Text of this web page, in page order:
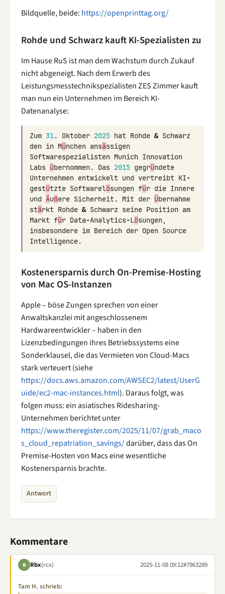
Bildquelle, beide: https://openprinttag.org/
Rohde und Schwarz kauft KI-Spezialisten zu
Im Hause RuS ist man dem Wachstum durch Zukauf
nicht abgeneigt. Nach dem Erwerb des
Leistungsmesstechnikspezialisten ZES Zimmer kauft
man nun ein Unternehmen im Bereich KI-
Datenanalyse:
Zum 31. Oktober 2025 hat Rohde & Schwarz
den in München ansässigen
Softwarespezialisten Munich Innovation
Labs übernommen. Das 2015 gegründete
Unternehmen entwickelt und vertreibt KI-
gestützte Softwarelösungen für die Innere
und Äußere Sicherheit. Mit der Übernahme
stärkt Rohde & Schwarz seine Position am
Markt für Data-Analytics-Lösungen,
insbesondere im Bereich der Open Source
Intelligence.
Kostenersparnis durch On-Premise-Hosting
von Mac OS-Instanzen
Apple – böse Zungen sprechen von einer
Anwaltskanzlei mit angeschlossenem
Hardwareentwickler – haben in den
Lizenzbedingungen ihres Betriebssystems eine
Sonderklausel, die das Vermieten von Cloud-Macs
stark verteuert (siehe
https://docs.aws.amazon.com/AWSEC2/latest/UserG
uide/ec2-mac-instances.html). Daraus folgt, was
folgen muss: ein asiatisches Ridesharing-
Unternehmen berichtet unter
https://www.theregister.com/2025/11/07/grab_maco
s_cloud_repatriation_savings/darüber, dass das On
Premise-Hosten von Macs eine wesentliche
Kostenersparnis brachte.
Antwort
Kommentare
R Rbx(rcx) 2025-11-08 09:12#7963289
Tam H. schrieb: